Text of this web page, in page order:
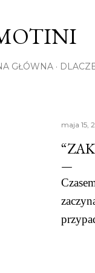
GŁÓWNA
maja 15,